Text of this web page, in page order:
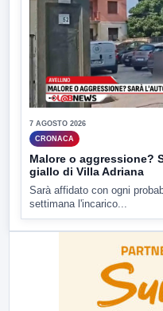
7 AGOSTO 2026
CRONACA
Malore o aggressione?
giallo di Villa Adriana
Sarà affidato con ogni
settimana l'incarico...